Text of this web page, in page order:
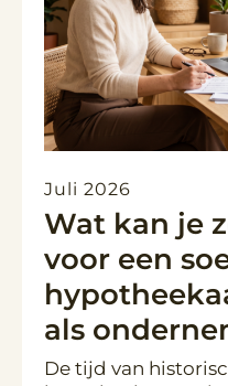
Juli 2026
Wat kan je
voor een
als
De tijd van